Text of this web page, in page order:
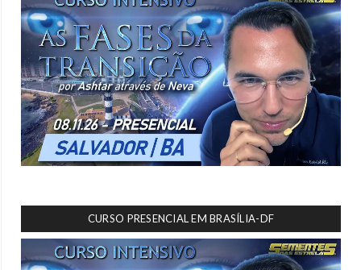
CURSO PRESENCIAL EM BRASÍLIA-DF